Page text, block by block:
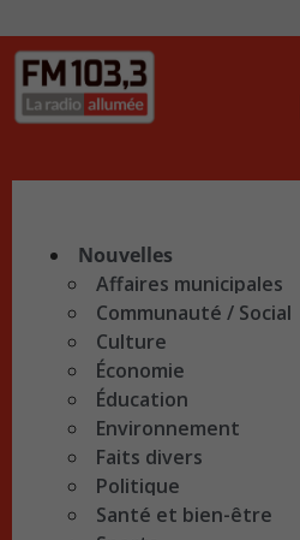
Nouvelles
Affaires municipales
Communauté / Social
Culture
Économie
Éducation
Environnement
Faits divers
Politique
Santé et bien-être